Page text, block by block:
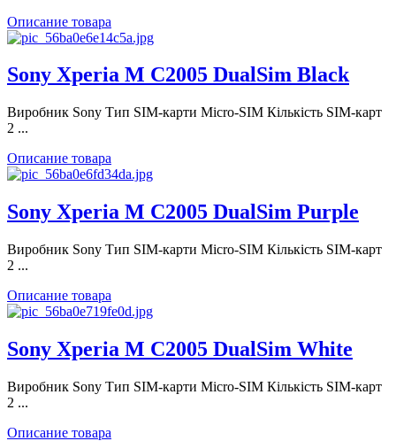
Описание товара
Sony Xperia M C2005 DualSim Blaсk
Виробник Sony Тип SIM-карти Micro-SIM Кількість SIM-карт
2 ...
Описание товара
Sony Xperia M C2005 DualSim Purple
Виробник Sony Тип SIM-карти Micro-SIM Кількість SIM-карт
2 ...
Описание товара
Sony Xperia M C2005 DualSim White
Виробник Sony Тип SIM-карти Micro-SIM Кількість SIM-карт
2 ...
Описание товара